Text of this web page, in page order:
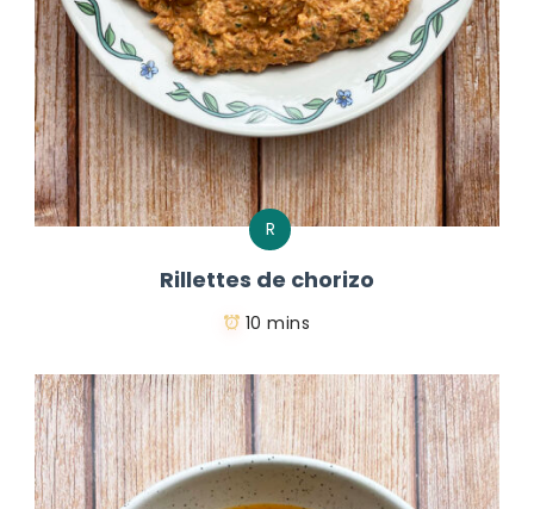
R
Rillettes de chorizo
10 mins